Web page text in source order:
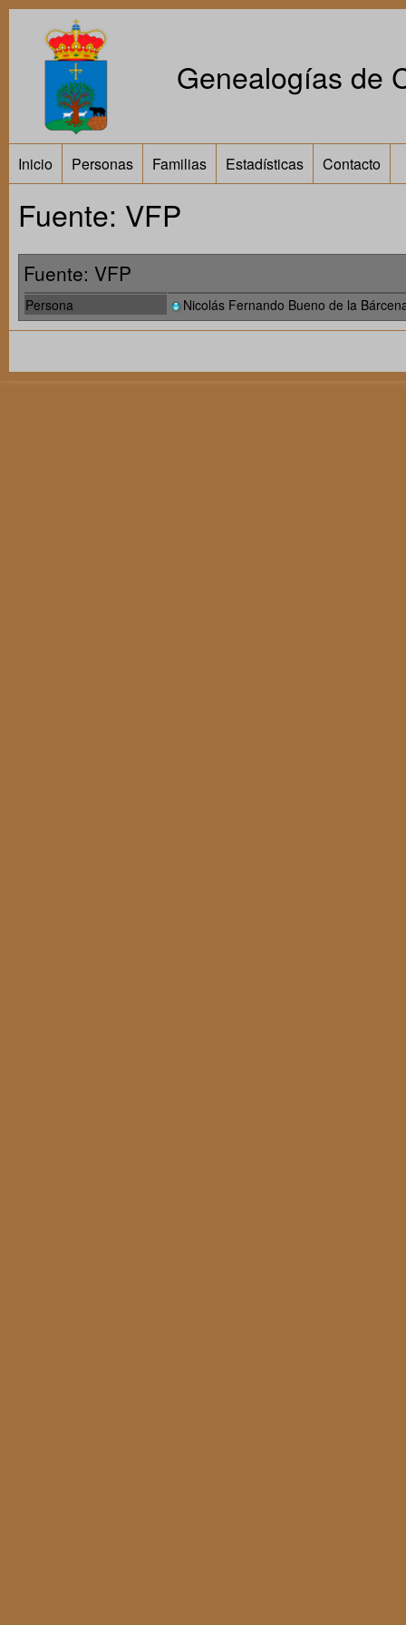
Genealogías de
Inicio Personas Familias Estadísticas Contacto
Fuente: VFP
Fuente: VFP
Persona Nicolás Fernando Bueno de la